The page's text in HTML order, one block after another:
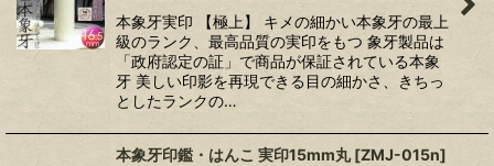
本象牙実印 【極上】 キメの細かい本象牙の最上
級のランク、最高品質の実印をもつ 象牙製品は
「政府認定の証」で商品が保証されている本象
牙 美しい印影を再現できる目の細かさ、きちっ
としたランクの…
本象牙印鑑・はんこ 実印15mm丸 [ZMJ-015n]